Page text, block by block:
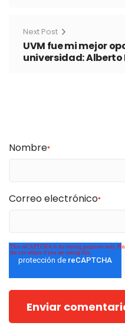
Next Post
UVM fue mi mejor
universidad: Alberto
Nombre*
Correo electrónico*